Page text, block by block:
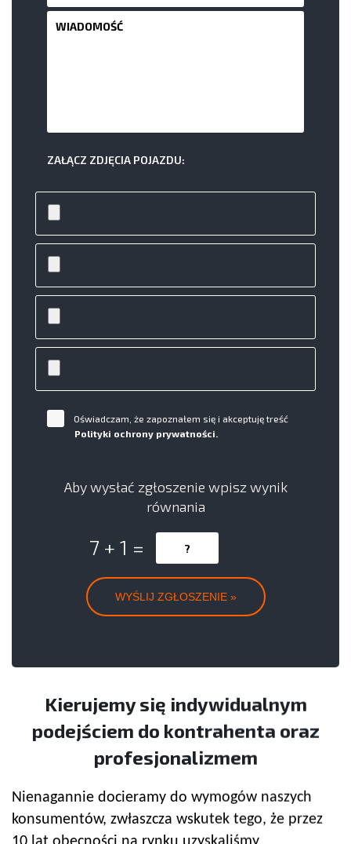
ZAŁĄCZ ZDJĘCIA POJAZDU:
Oświadczam, że zapoznałem się i akceptuję treść
Polityki ochrony prywatności.
Aby wysłać zgłoszenie wpisz wynik
równania
7 + 1 =
Kierujemy się indywidualnym
podejściem do kontrahenta oraz
profesjonalizmem
Nienagannie docieramy do wymogów naszych
konsumentów, zwłaszcza wskutek tego, że przez